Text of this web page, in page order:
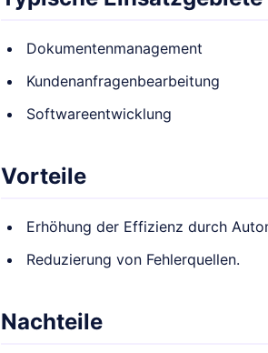
Dokumentenmanagement
Kundenanfragenbearbeitung
Softwareentwicklung
Vorteile
Erhöhung der Effizienz durch
Reduzierung von Fehlerquellen.
Nachteile